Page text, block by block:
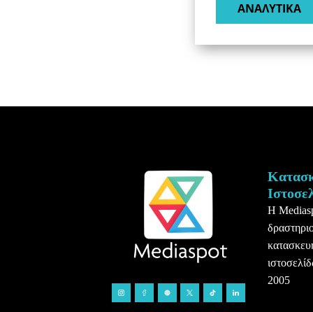
ΑΝΑΛΥΤΙΚΑ​
Η
2005